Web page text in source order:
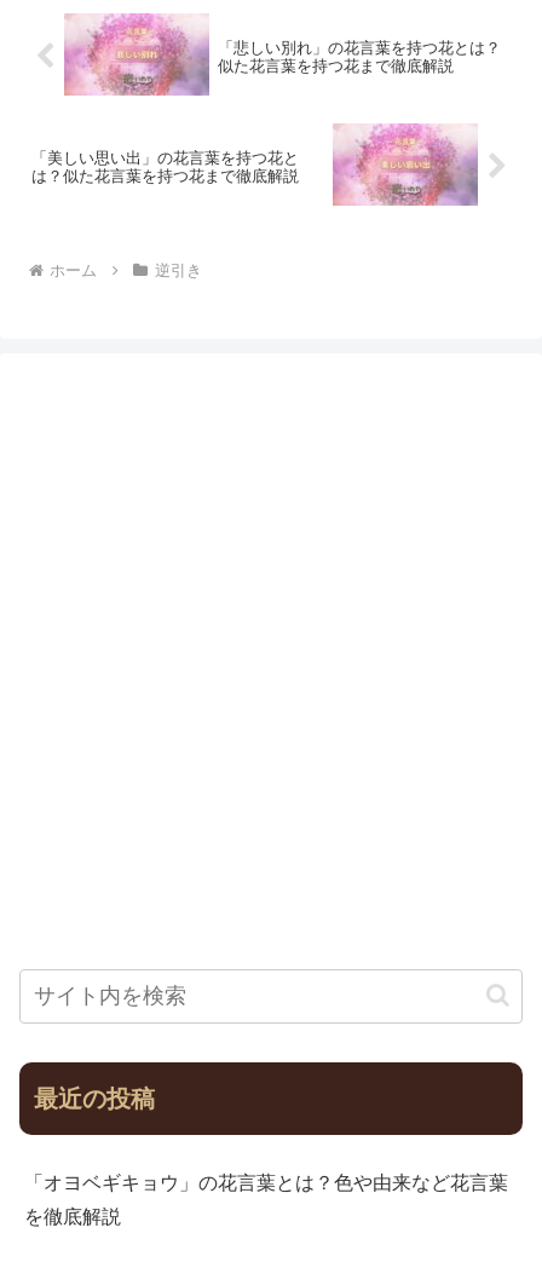
「悲しい別れ」の花言葉を持つ花とは？
似た花言葉を持つ花まで徹底解説
「美しい思い出」の花言葉を持つ花と
は？似た花言葉を持つ花まで徹底解説
ホーム 逆引き
最近の投稿
「オヨベギキョウ」の花言葉とは？色や由来など花言葉
を徹底解説